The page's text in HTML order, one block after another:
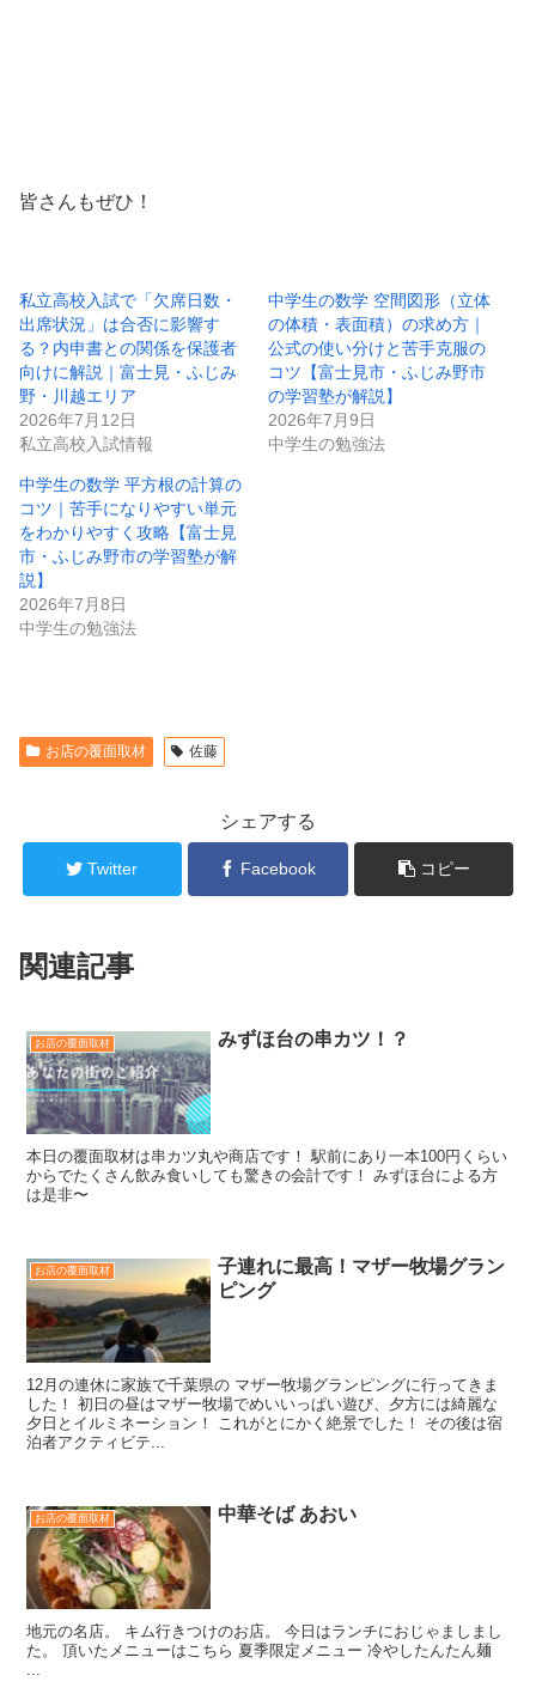
皆さんもぜひ！
私立高校入試で「欠席日数・
出席状況」は合否に影響す
る？内申書との関係を保護者
向けに解説｜富士見・ふじみ
野・川越エリア
2026年7月12日
私立高校入試情報
中学生の数学 空間図形（立体
の体積・表面積）の求め方｜
公式の使い分けと苦手克服の
コツ【富士見市・ふじみ野市
の学習塾が解説】
2026年7月9日
中学生の勉強法
中学生の数学 平方根の計算の
コツ｜苦手になりやすい単元
をわかりやすく攻略【富士見
市・ふじみ野市の学習塾が解
説】
2026年7月8日
中学生の勉強法
お店の覆面取材 佐藤
シェアする
Twitter Facebook コピー
関連記事
お店の覆面取材 みずほ台の串カツ！？
本日の覆面取材は串カツ丸や商店です！ 駅前にあり一本100円くらい
からでたくさん飲み食いしても驚きの会計です！ みずほ台による方
は是非〜
お店の覆面取材
子連れに最高！マザー牧場グラン
ピング
12月の連休に家族で千葉県の マザー牧場グランピングに行ってきま
した！ 初日の昼はマザー牧場でめいいっぱい遊び、夕方には綺麗な
夕日とイルミネーション！ これがとにかく絶景でした！ その後は宿
泊者アクティビテ...
お店の覆面取材 中華そば あおい
地元の名店。 キム行きつけのお店。 今日はランチにおじゃましまし
た。 頂いたメニューはこちら 夏季限定メニュー 冷やしたんたん麺
...